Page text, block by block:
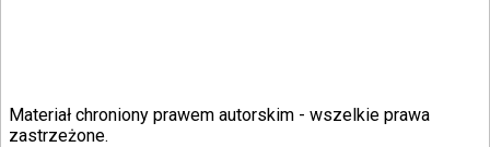
Materiał chroniony prawem autorskim - wszelkie prawa
zastrzeżone.